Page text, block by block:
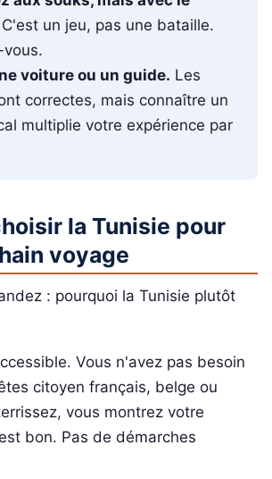
C'est un jeu, pas une bataille.
voiture ou un guide. Les
correctes, mais connaître un
multiplie votre expérience par
la Tunisie pour
voyage
: pourquoi la Tunisie plutôt
Vous n'avez pas besoin
citoyen français, belge ou
vous montrez votre
bon. Pas de démarches